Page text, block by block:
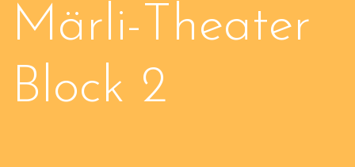
Märli-Theater
Block 2